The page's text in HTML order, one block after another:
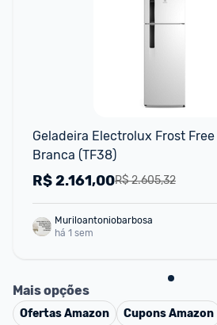
Geladeira Electrolux Frost
Branca (TF38)
R$ 2.605,32
R$2.161,00
Muriloantoniobarbosa
há 1 sem
Mais opções
OfertasAmazon CuponsAmazon